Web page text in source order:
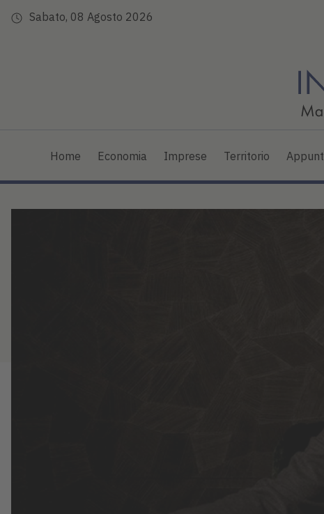
Sabato, 08 Agosto 2026
Home Economia Imprese Territorio